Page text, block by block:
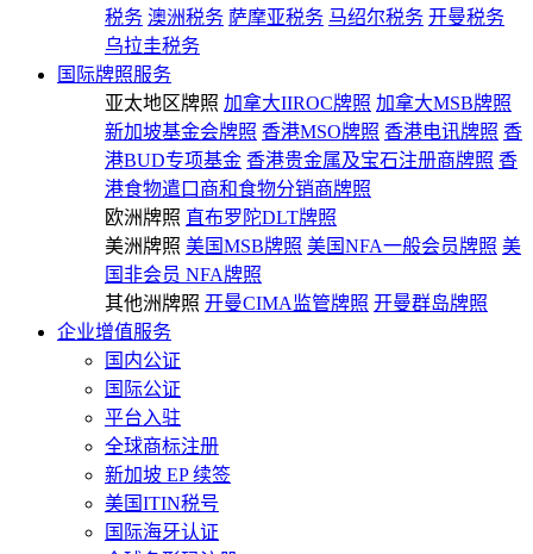
税务 澳洲税务 萨摩亚税务 马绍尔税务 开曼税务
乌拉圭税务
国际牌照服务
亚太地区牌照 加拿大IIROC牌照 加拿大MSB牌照
新加坡基金会牌照 香港MSO牌照 香港电讯牌照 香
港BUD专项基金 香港贵金属及宝石注册商牌照 香
港食物遣口商和食物分销商牌照
欧洲牌照 直布罗陀DLT牌照
美洲牌照 美国MSB牌照 美国NFA一般会员牌照 美
国非会员 NFA牌照
其他洲牌照 开曼CIMA监管牌照 开曼群岛牌照
企业增值服务
国内公证
国际公证
平台入驻
全球商标注册
新加坡 EP 续签
美国ITIN税号
国际海牙认证